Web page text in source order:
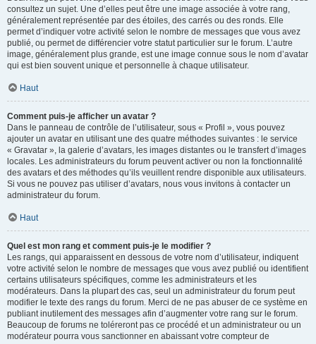
consultez un sujet. Une d’elles peut être une image associée à votre rang,
généralement représentée par des étoiles, des carrés ou des ronds. Elle
permet d’indiquer votre activité selon le nombre de messages que vous avez
publié, ou permet de différencier votre statut particulier sur le forum. L’autre
image, généralement plus grande, est une image connue sous le nom d’avatar
qui est bien souvent unique et personnelle à chaque utilisateur.
Haut
Comment puis-je afficher un avatar ?
Dans le panneau de contrôle de l’utilisateur, sous « Profil », vous pouvez
ajouter un avatar en utilisant une des quatre méthodes suivantes : le service
« Gravatar », la galerie d’avatars, les images distantes ou le transfert d’images
locales. Les administrateurs du forum peuvent activer ou non la fonctionnalité
des avatars et des méthodes qu’ils veuillent rendre disponible aux utilisateurs.
Si vous ne pouvez pas utiliser d’avatars, nous vous invitons à contacter un
administrateur du forum.
Haut
Quel est mon rang et comment puis-je le modifier ?
Les rangs, qui apparaissent en dessous de votre nom d’utilisateur, indiquent
votre activité selon le nombre de messages que vous avez publié ou identifient
certains utilisateurs spécifiques, comme les administrateurs et les
modérateurs. Dans la plupart des cas, seul un administrateur du forum peut
modifier le texte des rangs du forum. Merci de ne pas abuser de ce système en
publiant inutilement des messages afin d’augmenter votre rang sur le forum.
Beaucoup de forums ne toléreront pas ce procédé et un administrateur ou un
modérateur pourra vous sanctionner en abaissant votre compteur de